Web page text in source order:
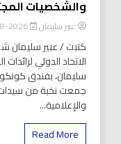
والشخصيات
عبير سليمان 2026-08-06
كتبت / عبير سليمان
الاتحاد الدولي
سليمان، بفندق
جمعت نخبة من
والإعلامية...
Read More